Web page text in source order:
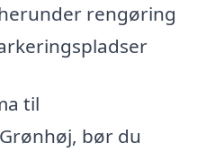
rengøring
til
bør du